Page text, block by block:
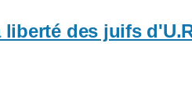
des juifs